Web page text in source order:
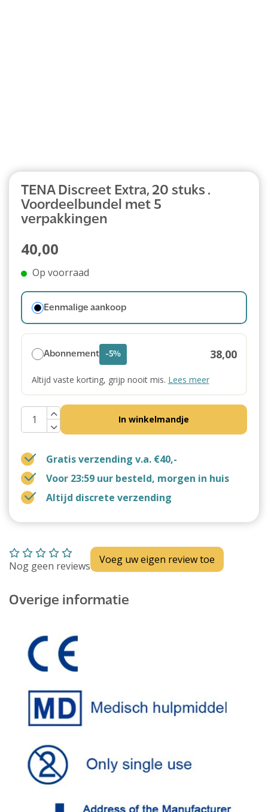
TENA Discreet Extra, 20 stuks .
Voordeelbundel met 5
verpakkingen
40,00
Op voorraad
Eenmalige aankoop
Abonnement -5% 38,00
Altijd vaste korting, grijp nooit mis. Lees meer
In winkelmandje
Gratis verzending v.a. €40,-
Voor 23:59 uur besteld, morgen in huis
Altijd discrete verzending
Nog geen reviews Voeg uw eigen review toe
Overige informatie